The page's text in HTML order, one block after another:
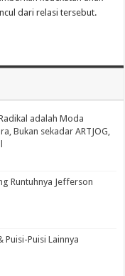
dari relasi tersebut.
adalah Moda
Bukan sekadar ARTJOG,
Runtuhnya Jefferson
Puisi-Puisi Lainnya